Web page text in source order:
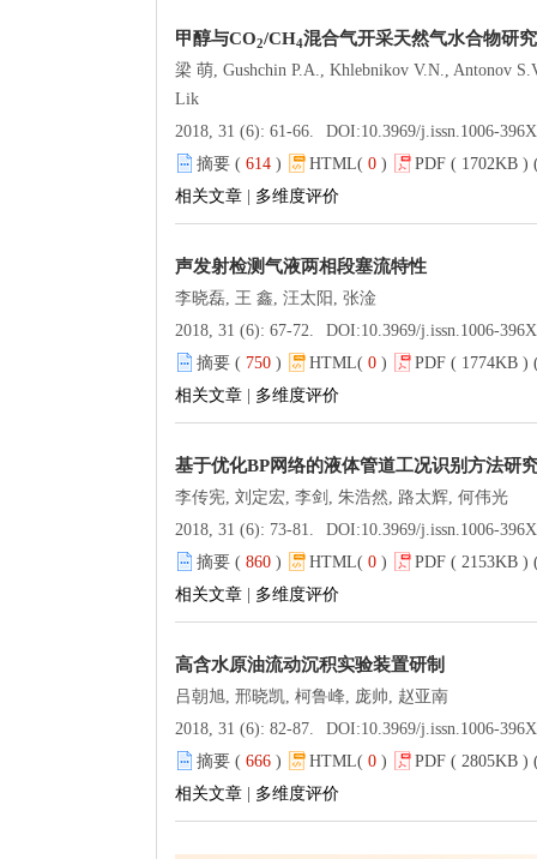
甲醇与CO2/CH4混合气开采天然气水合物研究
梁 萌, Gushchin P.A., Khlebnikov V.N., Antonov
Lik
2018, 31 (6): 61-66.
DOI:10.3969/j.issn.1006-
摘要 ( 614 ) HTML( 0 )
PDF ( 1702KB )
相关文章
多维度评价
声发射检测气液两相段塞流特性
李晓磊, 王 鑫, 汪太阳, 张淦
2018, 31 (6): 67-72.
DOI:10.3969/j.issn.1006-
摘要 ( 750 ) HTML( 0 )
PDF ( 1774KB )
相关文章
多维度评价
基于优化BP网络的液体管道工况识别方法研
李传宪, 刘定宏, 李剑, 朱浩然, 路太辉, 何伟光
2018, 31 (6): 73-81.
DOI:10.3969/j.issn.1006-
摘要 ( 860 ) HTML( 0 )
PDF ( 2153KB )
相关文章
多维度评价
高含水原油流动沉积实验装置研制
吕朝旭, 邢晓凯, 柯鲁峰, 庞帅, 赵亚南
2018, 31 (6): 82-87.
DOI:10.3969/j.issn.1006-
摘要 ( 666 ) HTML( 0 )
PDF ( 2805KB )
相关文章
多维度评价